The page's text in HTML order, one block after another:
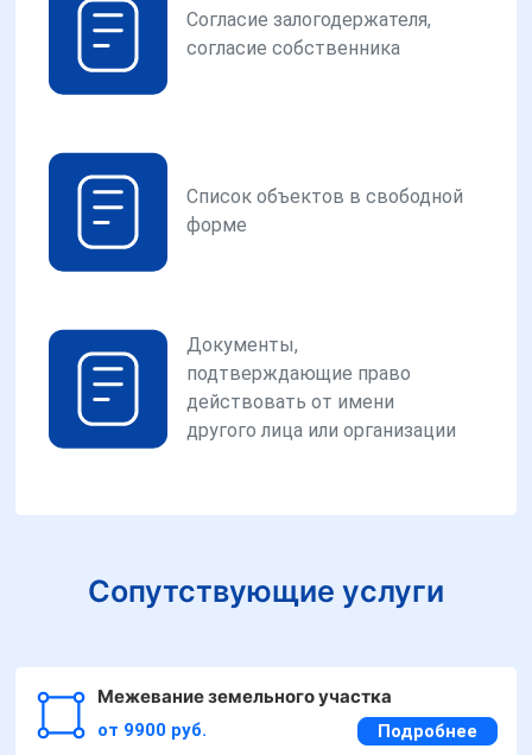
Согласие залогодержателя,
согласие собственника
Список объектов в свободной
форме
Документы,
подтверждающие право
действовать от имени
другого лица или организации
Сопутствующие услуги
Межевание земельного участка
от 9900 руб. Подробнее